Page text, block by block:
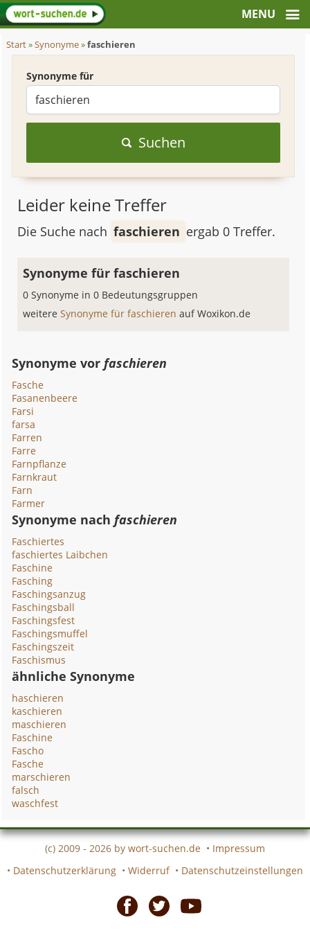
Start»Synonyme»faschieren
Synonyme für
Suchen
Leider keine Treffer
Die Suche nach faschieren ergab 0 Treffer.
Synonyme für faschieren
0 Synonyme in 0 Bedeutungsgruppen
weitereSynonyme für faschierenauf Woxikon.de
Synonyme vorfaschieren
Fasche
Fasanenbeere
Farsi
farsa
Farren
Farre
Farnpflanze
Farnkraut
Farn
Farmer
Synonyme nachfaschieren
Faschiertes
faschiertes Laibchen
Faschine
Fasching
Faschingsanzug
Faschingsball
Faschingsfest
Faschingsmuffel
Faschingszeit
Faschismus
ähnliche Synonyme
haschieren
kaschieren
maschieren
Faschine
Fascho
Fasche
marschieren
falsch
waschfest
(c) 2009 - 2026 by wort-suchen.de • Impressum
• Datenschutzerklärung • Widerruf • Datenschutzeinstellungen